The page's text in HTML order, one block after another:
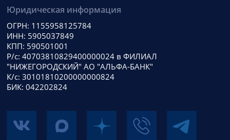
Юридическая информация
ОГРН: 1155958125784
ИНН: 5905037849
КПП: 590501001
Р/с: 40703810829400000024 в ФИЛИАЛ
"НИЖЕГОРОДСКИЙ" АО "АЛЬФА-БАНК"
К/с: 30101810200000000824
БИК: 042202824